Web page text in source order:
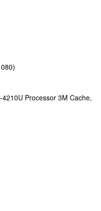
Processor 3M Cache,